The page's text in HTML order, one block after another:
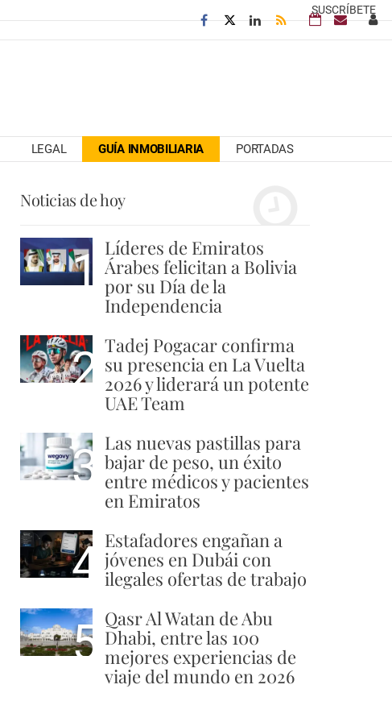
SUSCRÍBETE
LEGAL GUÍA INMOBILIARIA PORTADAS
Noticias de hoy
1 Líderes de Emiratos
Árabes felicitan a Bolivia
por su Día de la
Independencia
2 Tadej Pogacar confirma
su presencia en La Vuelta
2026 y liderará un potente
UAE Team
3 Las nuevas pastillas para
bajar de peso, un éxito
entre médicos y pacientes
en Emiratos
4 Estafadores engañan a
jóvenes en Dubái con
ilegales ofertas de trabajo
5 Qasr Al Watan de Abu
Dhabi, entre las 100
mejores experiencias de
viaje del mundo en 2026